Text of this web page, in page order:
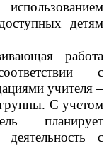
детям
работа
с
учителя –
группы. С учетом
планирует
с